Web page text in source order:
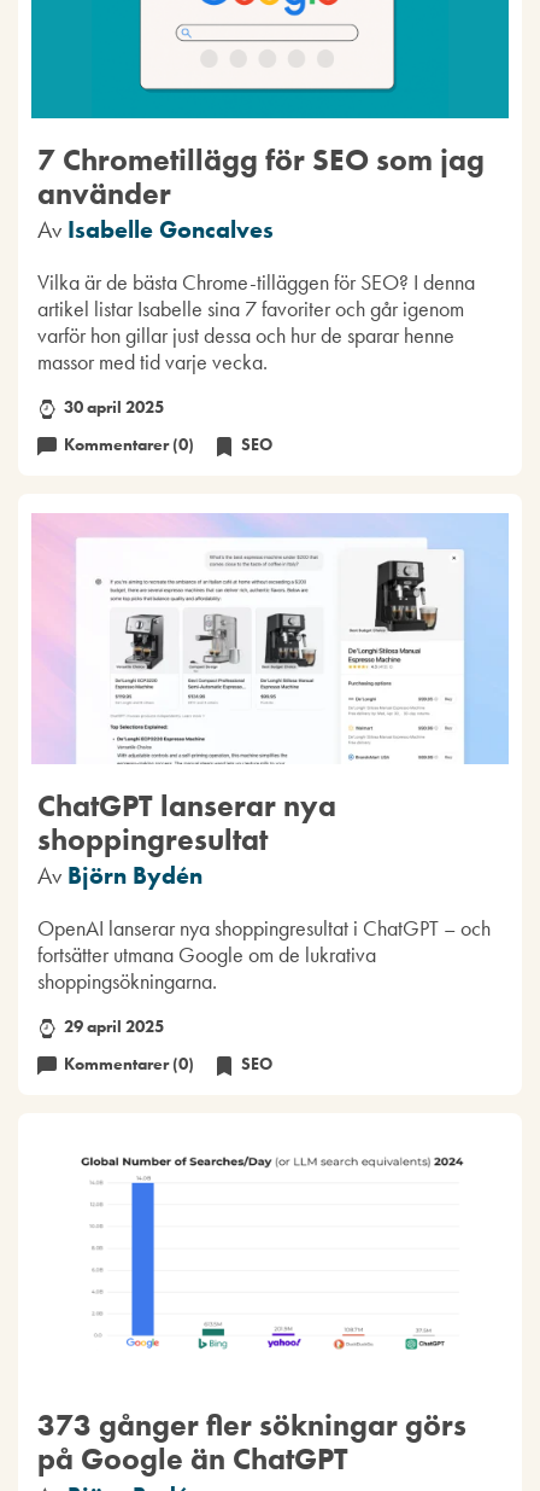
7 Chrometillägg för SEO som jag
använder
Av Isabelle Goncalves
Vilka är de bästa Chrome-tilläggen för SEO? I denna
artikel listar Isabelle sina 7 favoriter och går igenom
varför hon gillar just dessa och hur de sparar henne
massor med tid varje vecka.
30 april 2025
Kommentarer (0)
SEO
ChatGPT lanserar nya
shoppingresultat
Av Björn Bydén
OpenAI lanserar nya shoppingresultat i ChatGPT – och
fortsätter utmana Google om de lukrativa
shoppingsökningarna.
29 april 2025
Kommentarer (0)
SEO
373 gånger fler sökningar görs
på Google än ChatGPT